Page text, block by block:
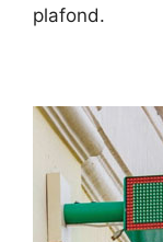
plafond.